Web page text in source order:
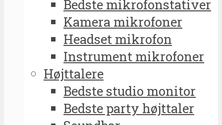
Bedste mikrofonstativer
Kamera mikrofoner
Headset mikrofon
Instrument mikrofoner
Højttalere
Bedste studio monitor
Bedste party højttaler